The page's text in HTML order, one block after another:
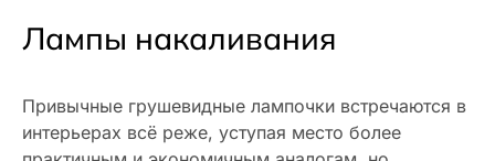
Лампы накаливания
Привычные грушевидные лампочки встречаются в
интерьерах всё реже, уступая место более